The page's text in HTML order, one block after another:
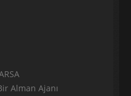
Alman Ajanı